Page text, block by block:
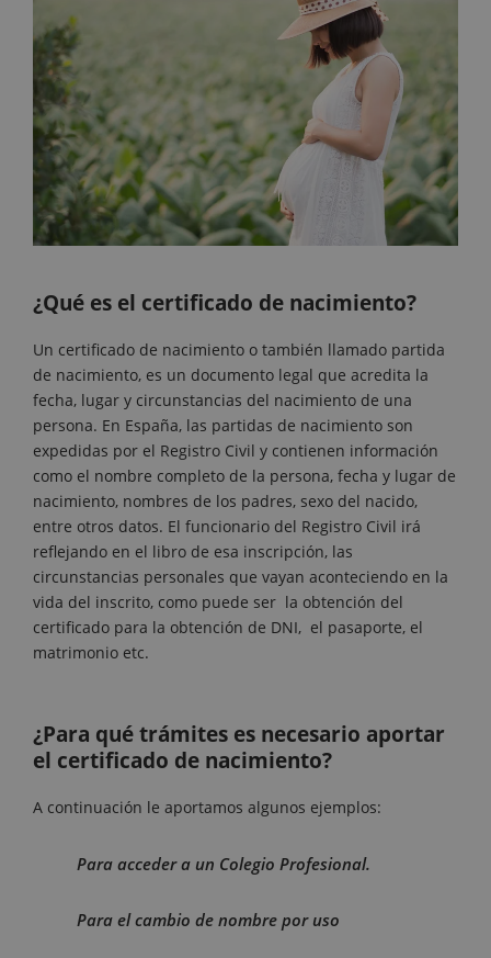
¿Qué es el certificado de nacimiento?
Un certificado de nacimiento o también llamado partida
de nacimiento, es un documento legal que acredita la
fecha, lugar y circunstancias del nacimiento de una
persona. En España, las partidas de nacimiento son
expedidas por el Registro Civil y contienen información
como el nombre completo de la persona, fecha y lugar de
nacimiento, nombres de los padres, sexo del nacido,
entre otros datos. El funcionario del Registro Civil irá
reflejando en el libro de esa inscripción, las
circunstancias personales que vayan aconteciendo en la
vida del inscrito, como puede ser la obtención del
certificado para la obtención de DNI, el pasaporte, el
matrimonio etc.
¿Para qué trámites es necesario aportar
el certificado de nacimiento?
A continuación le aportamos algunos ejemplos:
Para acceder a un Colegio Profesional.
Para el cambio de nombre por uso